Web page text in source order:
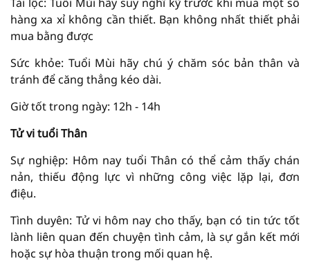
hàng xa xỉ không cần thiết. Bạn không nhất thiết phải
mua bằng được
Sức khỏe: Tuổi Mùi hãy chú ý chăm sóc bản thân và
tránh để căng thẳng kéo dài.
Giờ tốt trong ngày: 12h - 14h
Tử vi tuổi Thân
Sự nghiệp: Hôm nay tuổi Thân có thể cảm thấy chán
nản, thiếu động lực vì những công việc lặp lại, đơn
điệu.
Tình duyên: Tử vi hôm nay cho thấy, bạn có tin tức tốt
lành liên quan đến chuyện tình cảm, là sự gắn kết mới
hoặc sự hòa thuận trong mối quan hệ.